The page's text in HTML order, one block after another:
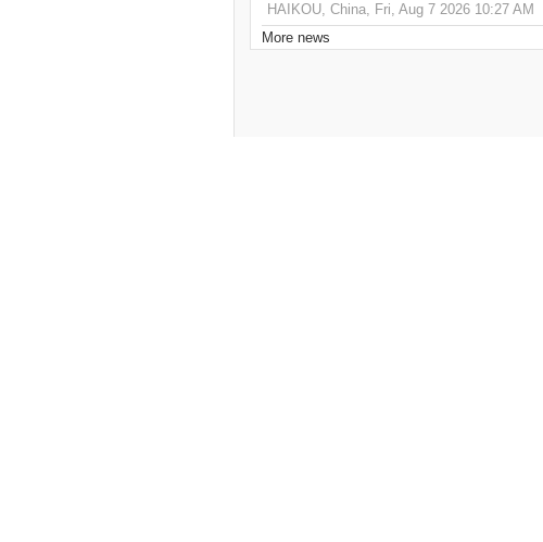
HAIKOU, China, Fri, Aug 7 2026 10:27 AM
More news